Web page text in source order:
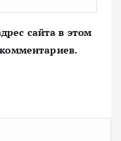
сайта в этом